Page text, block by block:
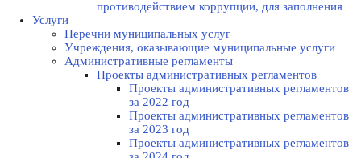
противодействием коррупции, для заполнения
Услуги
Перечни муниципальных услуг
Учреждения, оказывающие муниципальные услуги
Административные регламенты
Проекты административных регламентов
Проекты административных регламентов
за 2022 год
Проекты административных регламентов
за 2023 год
Проекты административных регламентов